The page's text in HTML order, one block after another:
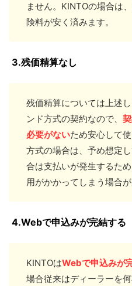
ません。KINTOの場合は
険料が安く済みます。
3.残価精算なし
残価精算については上述
ンド方式の契約なので、
必要がないため安心して
方式の場合は、予め想定
合は支払いが発生するた
用がかかってしまう場合が
4.Webで申込みが完結する
KINTOはWebで申込みが
場合従来はディーラーを